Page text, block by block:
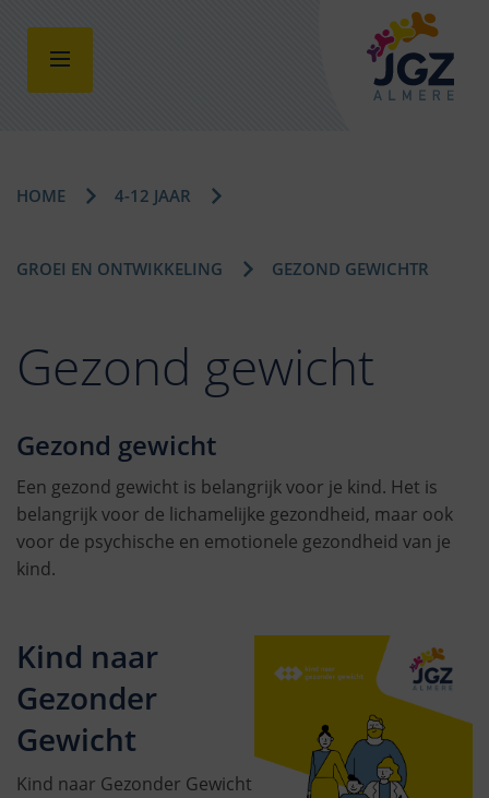
HOME 4-12 JAAR
GROEI EN ONTWIKKELING GEZOND GEWICHTR
Gezond gewicht
Gezond gewicht
Een gezond gewicht is belangrijk voor je kind. Het is
belangrijk voor de lichamelijke gezondheid, maar ook
voor de psychische en emotionele gezondheid van je
kind.
Kind naar
Gezonder
Gewicht
Kind naar Gezonder Gewicht